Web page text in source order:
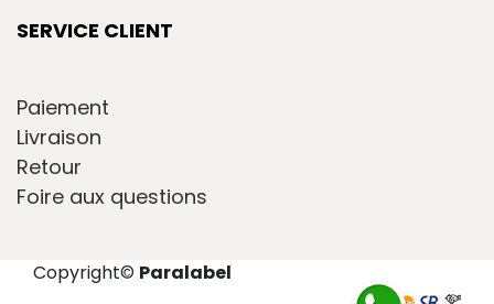
SERVICE CLIENT
Paiement
Livraison
Retour
Foire aux questions
Copyright© Paralabel